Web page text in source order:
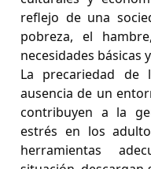
reflejo de una
pobreza, el
necesidades básicas
La precariedad de
ausencia de un
contribuyen a la
estrés en los
herramientas